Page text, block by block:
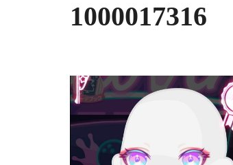
1000017316